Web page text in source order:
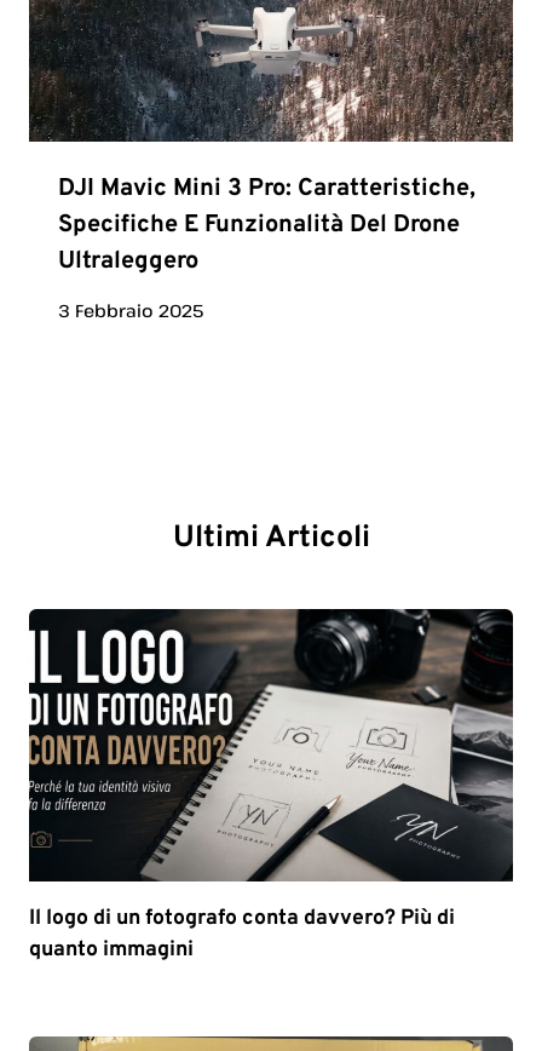
DJI Mavic Mini 3 Pro: Caratteristiche,
Specifiche E Funzionalità Del Drone
Ultraleggero
3 Febbraio 2025
Ultimi Articoli
Il logo di un fotografo conta davvero? Più di
quanto immagini